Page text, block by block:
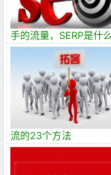
手的流量，​SERP是什
流的23个方法